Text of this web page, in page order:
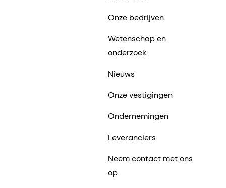
Onze bedrijven
Wetenschap en
onderzoek
Nieuws
Onze vestigingen
Ondernemingen
Leveranciers
Neem contact met ons
op